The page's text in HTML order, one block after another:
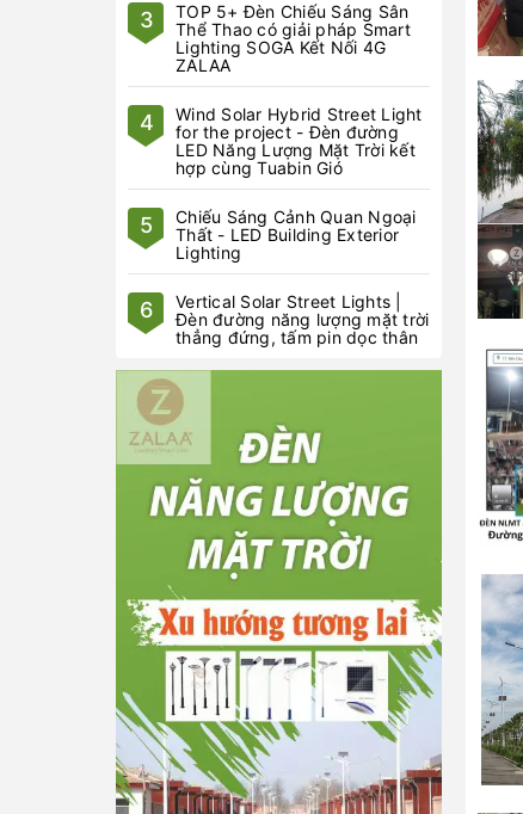
3
TOP 5+ Đèn Chiếu Sáng Sân
Thể Thao có giải pháp Smart
Lighting SOGA Kết Nối 4G
ZALAA
4
Wind Solar Hybrid Street Light
for the project - Đèn đường
LED Năng Lượng Mặt Trời kết
hợp cùng Tuabin Gió
5
Chiếu Sáng Cảnh Quan Ngoại
Thất - LED Building Exterior
Lighting
6
Vertical Solar Street Lights |
Đèn đường năng lượng mặt trời
thẳng đứng, tấm pin dọc thân